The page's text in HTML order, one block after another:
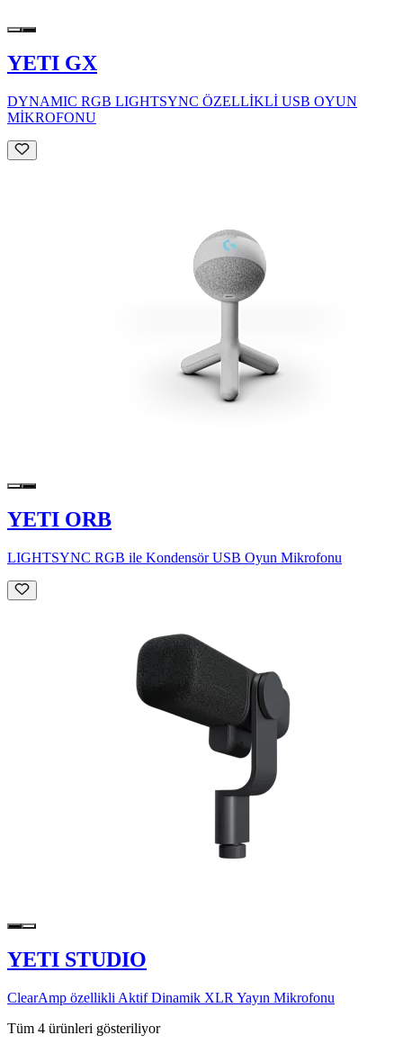
YETI GX
DYNAMIC RGB LIGHTSYNC ÖZELLİKLİ USB OYUN
MİKROFONU
YETI ORB
LIGHTSYNC RGB ile Kondensör USB Oyun Mikrofonu
YETI STUDIO
ClearAmp özellikli Aktif Dinamik XLR Yayın Mikrofonu
Tüm 4 ürünleri gösteriliyor